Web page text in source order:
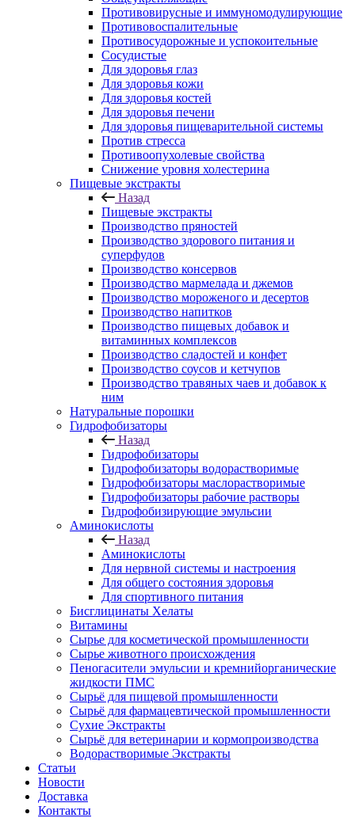
Противовирусные и иммуномодулирующие
Противовоспалительные
Противосудорожные и успокоительные
Сосудистые
Для здоровья глаз
Для здоровья кожи
Для здоровья костей
Для здоровья печени
Для здоровья пищеварительной системы
Против стресса
Противоопухолевые свойства
Снижение уровня холестерина
Пищевые экстракты
Назад
Пищевые экстракты
Производство пряностей
Производство здорового питания и
суперфудов
Производство консервов
Производство мармелада и джемов
Производство мороженого и десертов
Производство напитков
Производство пищевых добавок и
витаминных комплексов
Производство сладостей и конфет
Производство соусов и кетчупов
Производство травяных чаев и добавок к
ним
Натуральные порошки
Гидрофобизаторы
Назад
Гидрофобизаторы
Гидрофобизаторы водорастворимые
Гидрофобизаторы маслорастворимые
Гидрофобизаторы рабочие растворы
Гидрофобизирующие эмульсии
Аминокислоты
Назад
Аминокислоты
Для нервной системы и настроения
Для общего состояния здоровья
Для спортивного питания
Бисглицинаты Хелаты
Витамины
Сырье для косметической промышленности
Сырье животного происхождения
Пеногасители эмульсии и кремнийорганические
жидкости ПМС
Сырьё для пищевой промышленности
Сырьё для фармацевтической промышленности
Сухие Экстракты
Сырьё для ветеринарии и кормопроизводства
Водорастворимые Экстракты
Статьи
Новости
Доставка
Контакты